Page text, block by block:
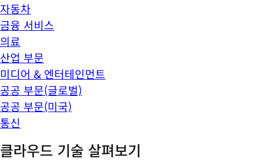
자동차
금융 서비스
의료
산업 부문
미디어 & 엔터테인먼트
공공 부문(글로벌)
공공 부문(미국)
통신
클라우드 기술 살펴보기